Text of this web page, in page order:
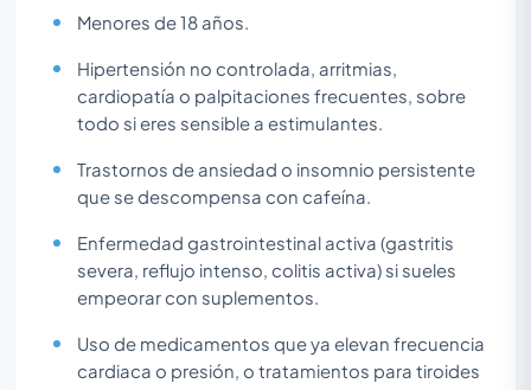
Menores de 18 años.
Hipertensión no controlada, arritmias,
cardiopatía o palpitaciones frecuentes, sobre
todo si eres sensible a estimulantes.
Trastornos de ansiedad o insomnio persistente
que se descompensa con cafeína.
Enfermedad gastrointestinal activa (gastritis
severa, reflujo intenso, colitis activa) si sueles
empeorar con suplementos.
Uso de medicamentos que ya elevan frecuencia
cardiaca o presión, o tratamientos para tiroides